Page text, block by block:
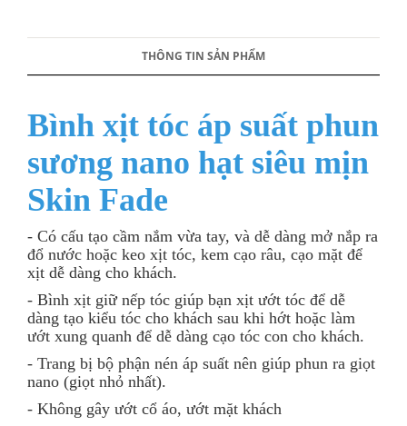
THÔNG TIN SẢN PHẨM
Bình xịt tóc áp suất phun
sương nano hạt siêu mịn
Skin Fade
- Có cấu tạo cầm nắm vừa tay, và dễ dàng mở nắp ra
đổ nước hoặc keo xịt tóc, kem cạo râu, cạo mặt để
xịt dễ dàng cho khách.
- Bình xịt giữ nếp tóc giúp bạn xịt ướt tóc để dễ
dàng tạo kiểu tóc cho khách sau khi hớt hoặc làm
ướt xung quanh để dễ dàng cạo tóc con cho khách.
- Trang bị bộ phận nén áp suất nên giúp phun ra giọt
nano (giọt nhỏ nhất).
- Không gây ướt cổ áo, ướt mặt khách